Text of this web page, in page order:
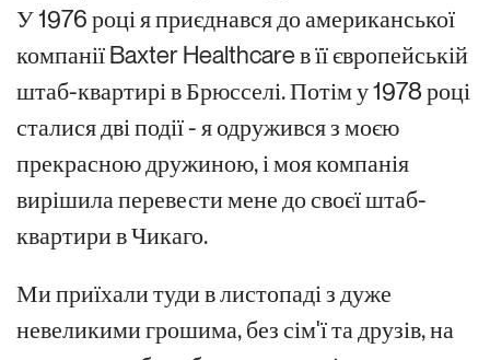
У 1976 році я приєднався до американської
компанії Baxter Healthcare в її європейській
штаб-квартирі в Брюсселі. Потім у 1978 році
сталися дві події - я одружився з моєю
прекрасною дружиною, і моя компанія
вирішила перевести мене до своєї штаб-
квартири в Чикаго.
Ми приїхали туди в листопаді з дуже
невеликими грошима, без сім'ї та друзів, на